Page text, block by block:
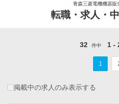
青森三菱電機機器販
転職・求人・
32 件中 1 -
1
掲載中の求人のみ表示する